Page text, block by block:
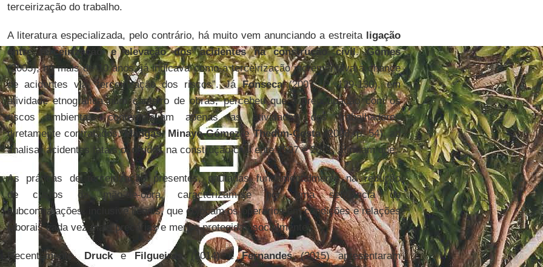
terceirização do trabalho.
A literatura especializada, pelo contrário, há muito vem anunciando a estreita ligação
entre terceirização e elevação dos acidentes na construção civil.Gomes
(2003), há mais de 10 anos, já indicava como a terceirização incrementava a chance
de acidentes via “terceirização dos riscos”. JáFonseca(2007, P. 129-130), em
atividade etnográfica num canteiro de obras, percebeu que a preocupação com os
riscos ambientais contemplavam apenas as atividades dos trabalhadores
diretamente contratados.Mangas, Minayo-GómezeThedim-Costa(2008, p. 54), ao
analisar acidentes fatais ocorridos na construção civil ente 1997 e 2001, afirmam que:
As práticas de terceirização presentes, pautadas fundamentalmente na redução
de custos da mão-de-obra, caracterizam-se por uma sequência de
subcontratações, inclusive ilegais, que colocam os operários em condições e relações
laborais cada vez mais precárias e menos protegidas socialmente.
Recentemente, Drucke Filgueiras(2014) eFernandes(2015) apresentaram